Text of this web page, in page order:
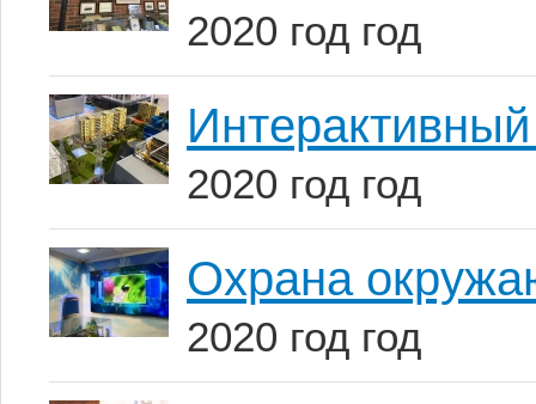
2020 год год
2020 год год
Охрана
2020 год год